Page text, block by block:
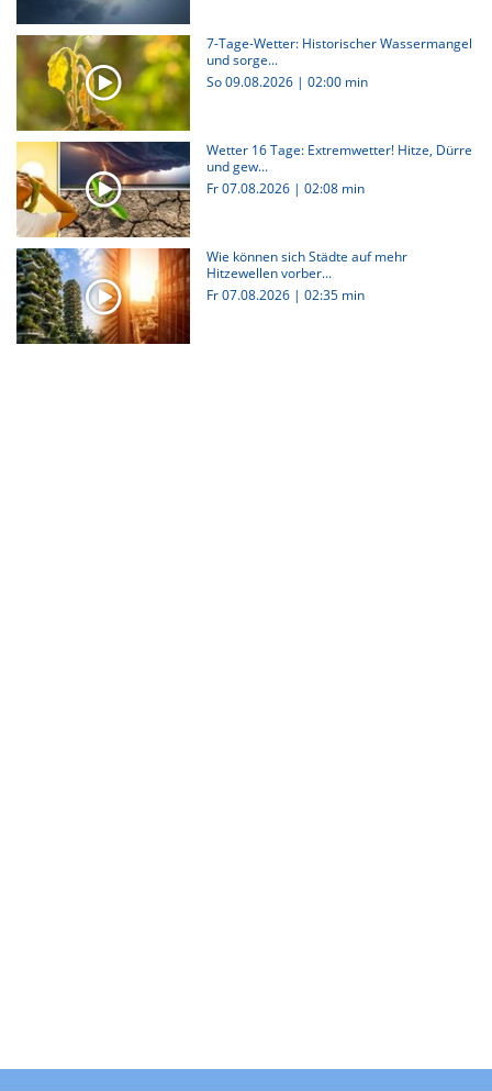
7-Tage-Wetter: Historischer Wassermangel
und sorge...
So 09.08.2026 | 02:00 min
Wetter 16 Tage: Extremwetter! Hitze, Dürre
und gew...
Fr 07.08.2026 | 02:08 min
Wie können sich Städte auf mehr
Hitzewellen vorber...
Fr 07.08.2026 | 02:35 min